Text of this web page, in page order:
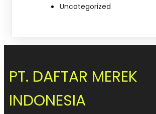
Uncategorized
PT. DAFTAR MEREK
INDONESIA